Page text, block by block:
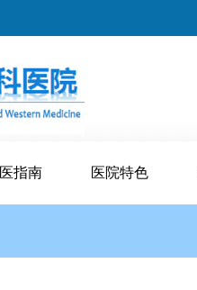
指南 医院特色